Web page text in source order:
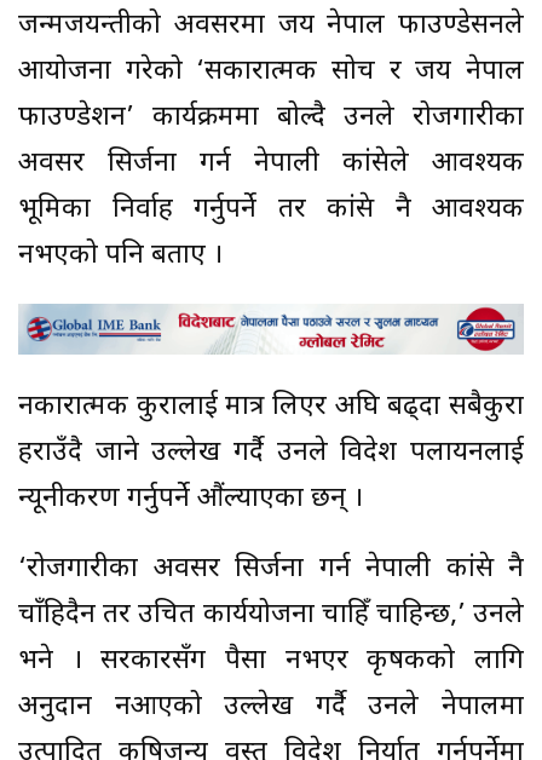
जन्मजयन्तीको अवसरमा जय नेपाल फाउण्डेसनले
आयोजना गरेको ‘सकारात्मक सोच र जय नेपाल
फाउण्डेशन’ कार्यक्रममा बोल्दै उनले रोजगारीका
अवसर सिर्जना गर्न नेपाली कांग्रेसले आवश्यक
भूमिका निर्वाह गर्नुपर्ने तर कांग्रेस नै आवश्यक
नभएको पनि बताए ।
नकारात्मक कुरालाई मात्र लिएर अघि बढ्दा सबैकुरा
हराउँदै जाने उल्लेख गर्दै उनले विदेश पलायनलाई
न्यूनीकरण गर्नुपर्ने औंल्याएका छन् ।
‘रोजगारीका अवसर सिर्जना गर्न नेपाली कांग्रेस नै
चाँहिदैन तर उचित कार्ययोजना चाहिँ चाहिन्छ,’ उनले
भने । सरकारसँग पैसा नभएर कृषकको लागि
अनुदान नआएको उल्लेख गर्दै उनले नेपालमा